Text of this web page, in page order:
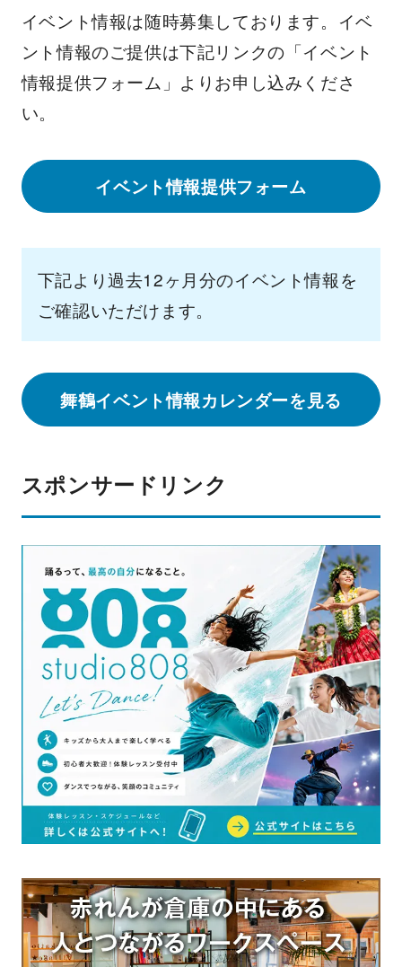
イベント情報は随時募集しております。イベ
ント情報のご提供は下記リンクの「イベント
情報提供フォーム」よりお申し込みくださ
い。
イベント情報提供フォーム
下記より過去12ヶ月分のイベント情報を
ご確認いただけます。
舞鶴イベント情報カレンダーを見る
スポンサードリンク